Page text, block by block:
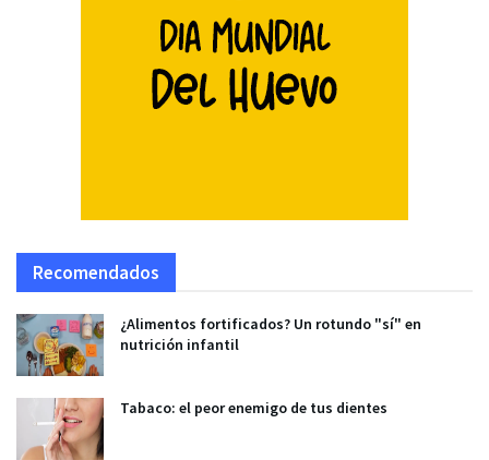
Recomendados
¿Alimentos fortificados? Un rotundo "sí" en
nutrición infantil
Tabaco: el peor enemigo de tus dientes